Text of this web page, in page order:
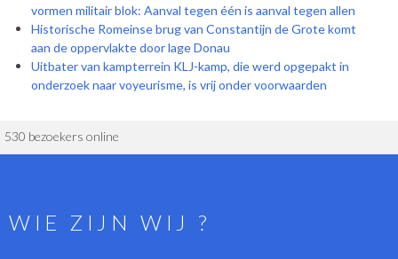
vormen militair blok: Aanval tegen één is aanval tegen allen
Historische Romeinse brug van Constantijn de Grote komt
aan de oppervlakte door lage Donau
Uitbater van kampterrein KLJ-kamp, die werd opgepakt in
onderzoek naar voyeurisme, is vrij onder voorwaarden
530 bezoekers online
WIE ZIJN WIJ ?